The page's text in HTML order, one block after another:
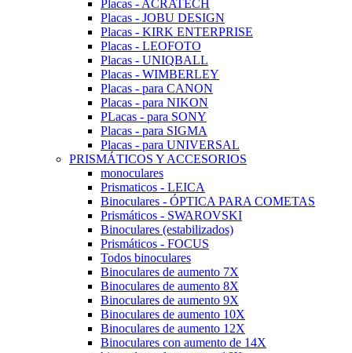
Placas - ACRATECH
Placas - JOBU DESIGN
Placas - KIRK ENTERPRISE
Placas - LEOFOTO
Placas - UNIQBALL
Placas - WIMBERLEY
Placas - para CANON
Placas - para NIKON
PLacas - para SONY
Placas - para SIGMA
Placas - para UNIVERSAL
PRISMÁTICOS Y ACCESORIOS
monoculares
Prismaticos - LEICA
Binoculares - ÓPTICA PARA COMETAS
Prismáticos - SWAROVSKI
Binoculares (estabilizados)
Prismáticos - FOCUS
Todos binoculares
Binoculares de aumento 7X
Binoculares de aumento 8X
Binoculares de aumento 9X
Binoculares de aumento 10X
Binoculares de aumento 12X
Binoculares con aumento de 14X